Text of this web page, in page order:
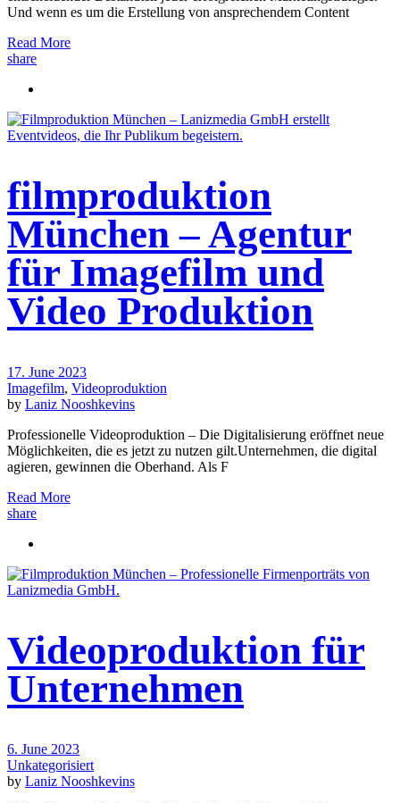
Und wenn es um die Erstellung von ansprechendem Content
Read More
share
filmproduktion
München – Agentur
für Imagefilm und
Video Produktion
17. June 2023
Imagefilm, Videoproduktion
by Laniz Nooshkevins
Professionelle Videoproduktion – Die Digitalisierung eröffnet neue
Möglichkeiten, die es jetzt zu nutzen gilt.Unternehmen, die digital
agieren, gewinnen die Oberhand. Als F
Read More
share
Videoproduktion für
Unternehmen
6. June 2023
Unkategorisiert
by Laniz Nooshkevins